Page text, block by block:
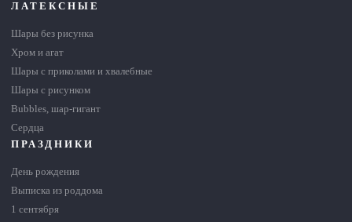
ЛАТЕКСНЫЕ
Шары без рисунка
Хром и агат
Шары с приколами и хвалебные
Шары с рисунком
Bubbles, шар-гигант
Сердца
ПРАЗДНИКИ
День рождения
Выписка из роддома
1 сентября